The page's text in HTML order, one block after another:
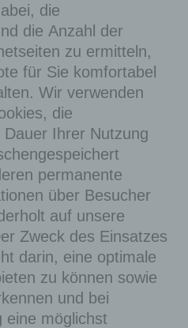
die
die Anzahl der
zu ermitteln,
für Sie komfortabel
Wir verwenden
die
Ihrer Nutzung
permanente
über Besucher
auf unsere
Zweck des Einsatzes
darin, eine optimale
zu können sowie
und bei
eine möglichst